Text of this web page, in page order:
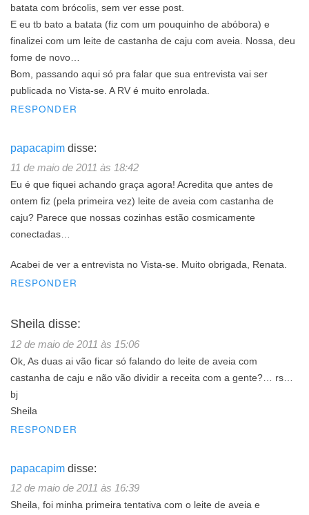
batata com brócolis, sem ver esse post.
E eu tb bato a batata (fiz com um pouquinho de abóbora) e
finalizei com um leite de castanha de caju com aveia. Nossa, deu
fome de novo…
Bom, passando aqui só pra falar que sua entrevista vai ser
publicada no Vista-se. A RV é muito enrolada.
RESPONDER
papacapim disse:
11 de maio de 2011 às 18:42
Eu é que fiquei achando graça agora! Acredita que antes de
ontem fiz (pela primeira vez) leite de aveia com castanha de
caju? Parece que nossas cozinhas estão cosmicamente
conectadas…
Acabei de ver a entrevista no Vista-se. Muito obrigada, Renata.
RESPONDER
Sheila disse:
12 de maio de 2011 às 15:06
Ok, As duas ai vão ficar só falando do leite de aveia com
castanha de caju e não vão dividir a receita com a gente?… rs…
bj
Sheila
RESPONDER
papacapim disse:
12 de maio de 2011 às 16:39
Sheila, foi minha primeira tentativa com o leite de aveia e